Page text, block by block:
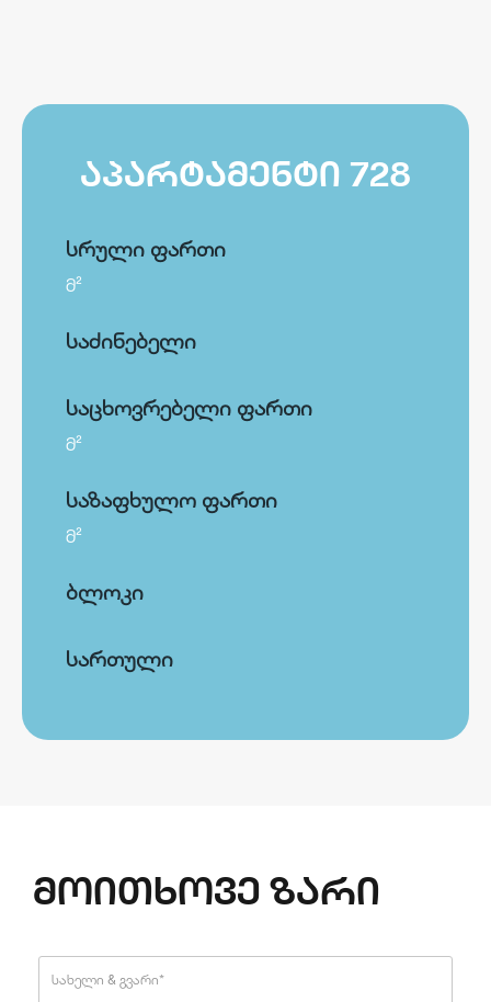
ᲐᲞᲐᲠᲢᲐᲛᲔᲜᲢᲘ 728
სრული ფართი
მ²
საძინებელი
საცხოვრებელი ფართი
მ²
საზაფხულო ფართი
მ²
ბლოკი
სართული
მოითხოვე ზარი